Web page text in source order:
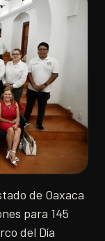
de Oaxaca
para 145
del Día